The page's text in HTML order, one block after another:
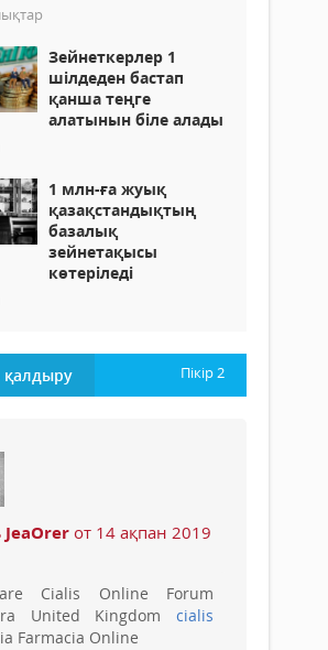
Зейнеткерлер 1
шілдеден бастап
қанша теңге
алатынын біле алады
1 млн-ға жуық
қазақстандықтың
базалық
зейнетақысы
көтеріледі
қалдыру Пікір2
JeaOrer от 14 ақпан 2019
Cialis Online Forum
United Kingdom cialis
Farmacia Online